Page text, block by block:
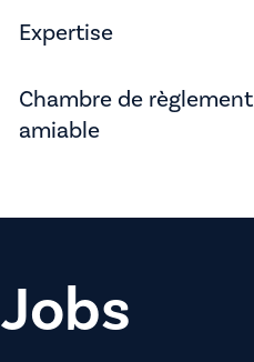
Expertise
Chambre de règlement
amiable
Jobs